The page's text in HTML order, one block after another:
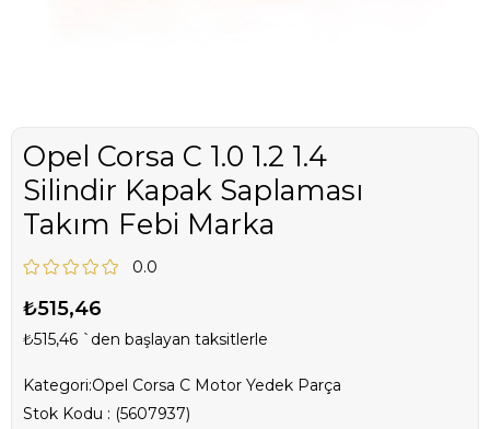
Opel Corsa C 1.0 1.2 1.4
Silindir Kapak Saplaması
Takım Febi Marka
0.0
₺515,46
₺515,46 `den başlayan taksitlerle
Kategori:Opel Corsa C Motor Yedek Parça
Stok Kodu
(5607937)